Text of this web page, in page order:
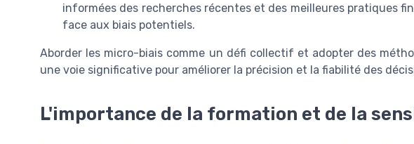
informées des recherches récentes et des meilleures pratiques
face aux biais potentiels.
Aborder les micro-biais comme un défi collectif et adopter des
une voie significative pour améliorer la précision et la fiabilité des
L'importance de la formation et de la